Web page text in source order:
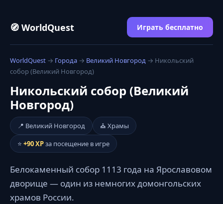
🧭 WorldQuest Играть бесплатно
WorldQuest → Города → Великий Новгород → Никольский
собор (Великий Новгород)
Никольский собор (Великий
Новгород)
📍 Великий Новгород
⛪ Храмы
⭐ +90 XPза посещение в игре
Белокаменный собор 1113 года на Ярославовом
дворище — один из немногих домонгольских
храмов России.